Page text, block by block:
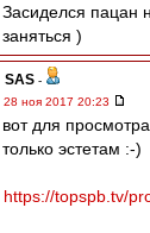
Засиделся пацан
заняться )
SAS -
28 ноя 2017 20:23
вот для
только эстетам :-)
https://topspb.tv/